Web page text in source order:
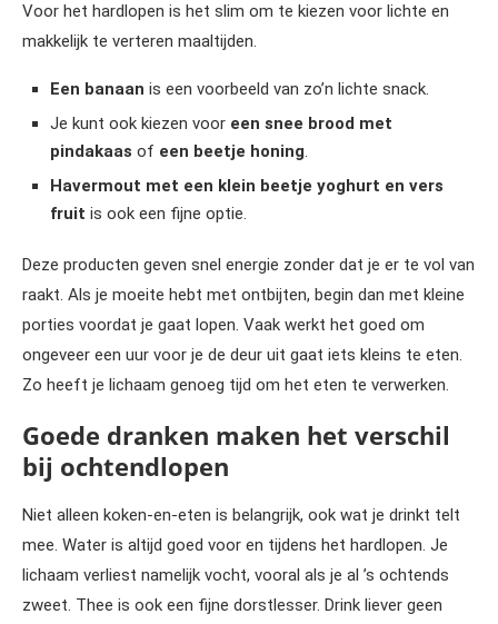
Voor het hardlopen is het slim om te kiezen voor lichte en
makkelijk te verteren maaltijden.
Een banaan is een voorbeeld van zo’n lichte snack.
Je kunt ook kiezen voor een snee brood met
pindakaas of een beetje honing.
Havermout met een klein beetje yoghurt en vers
fruit is ook een fijne optie.
Deze producten geven snel energie zonder dat je er te vol van
raakt. Als je moeite hebt met ontbijten, begin dan met kleine
porties voordat je gaat lopen. Vaak werkt het goed om
ongeveer een uur voor je de deur uit gaat iets kleins te eten.
Zo heeft je lichaam genoeg tijd om het eten te verwerken.
Goede dranken maken het verschil
bij ochtendlopen
Niet alleen koken-en-eten is belangrijk, ook wat je drinkt telt
mee. Water is altijd goed voor en tijdens het hardlopen. Je
lichaam verliest namelijk vocht, vooral als je al ’s ochtends
zweet. Thee is ook een fijne dorstlesser. Drink liever geen